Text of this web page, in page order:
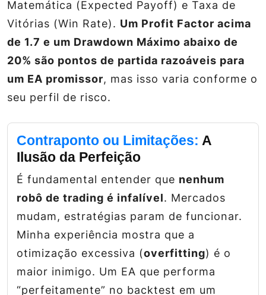
Matemática (Expected Payoff) e Taxa de
Vitórias (Win Rate). Um Profit Factor acima
de 1.7 e um Drawdown Máximo abaixo de
20% são pontos de partida razoáveis para
um EA promissor, mas isso varia conforme o
seu perfil de risco.
Contraponto ou Limitações: A
Ilusão da Perfeição
É fundamental entender que nenhum
robô de trading é infalível. Mercados
mudam, estratégias param de funcionar.
Minha experiência mostra que a
otimização excessiva (overfitting) é o
maior inimigo. Um EA que performa
“perfeitamente” no backtest em um